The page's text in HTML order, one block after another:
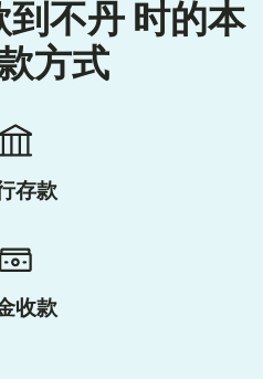
不丹 时的本
方式
存款
收款